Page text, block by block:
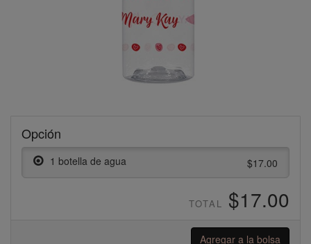
Opción
1 botella de agua $17.00
TOTAL $17.00
Agregar a la bolsa